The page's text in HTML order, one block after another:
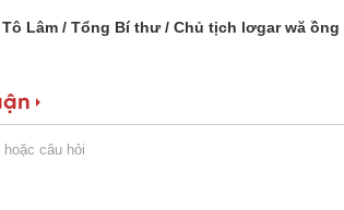
Lâm Tổng Bí thư Chủ tịch lơgar wă ồng